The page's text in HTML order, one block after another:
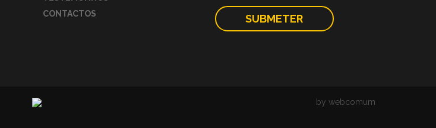
CONTACTOS
by webcomum